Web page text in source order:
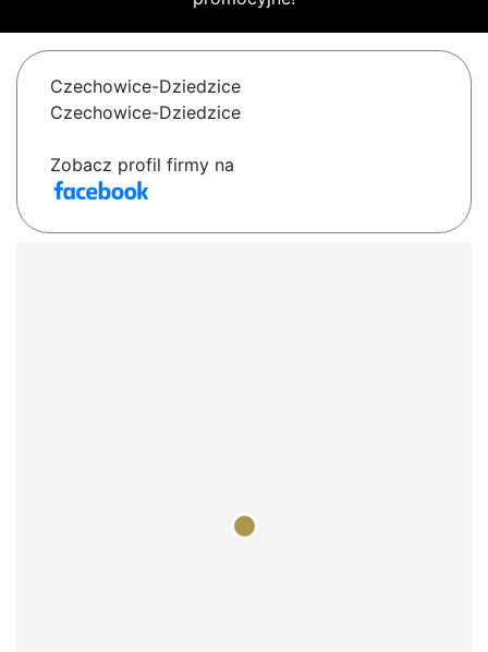
Czechowice-Dziedzice
Czechowice-Dziedzice
Zobacz profil firmy na